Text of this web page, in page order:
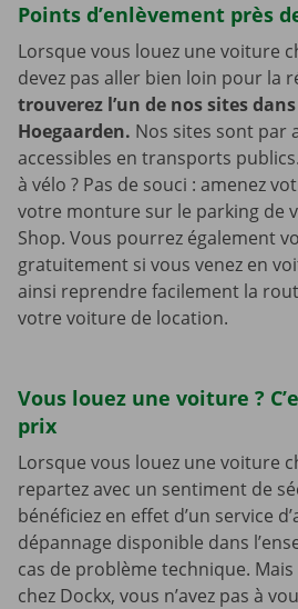
Points d’enlèvement près
Lorsque vous louez une voiture
devez pas aller bien loin pour la
trouverez l’un de nos sites
Hoegaarden. Nos sites sont par
accessibles en transports
à vélo ? Pas de souci : amenez
votre monture sur le parking de
Shop. Vous pourrez également
gratuitement si vous venez en
ainsi reprendre facilement la
votre voiture de location.
Vous louez une voiture ?
prix
Lorsque vous louez une voiture
repartez avec un sentiment de
bénéficiez en effet d’un service
dépannage disponible dans
cas de problème technique. Mais
chez Dockx, vous n’avez pas à